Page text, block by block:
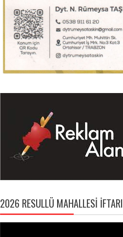
2026 RESULLÜ MAHALLESI İFTARI